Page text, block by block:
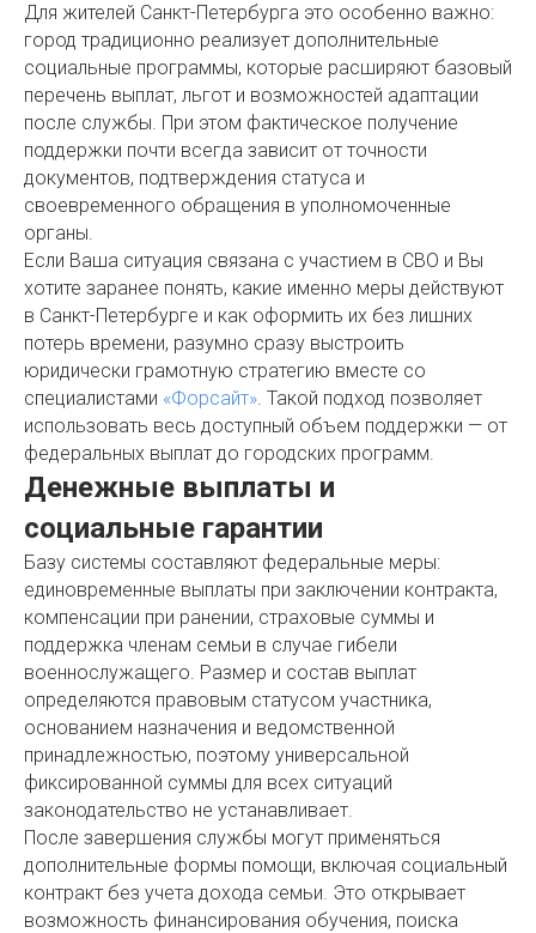
Для жителей Санкт-Петербурга это особенно важно:
город традиционно реализует дополнительные
социальные программы, которые расширяют базовый
перечень выплат, льгот и возможностей адаптации
после службы. При этом фактическое получение
поддержки почти всегда зависит от точности
документов, подтверждения статуса и
своевременного обращения в уполномоченные
органы.
Если Ваша ситуация связана с участием в СВО и Вы
хотите заранее понять, какие именно меры действуют
в Санкт-Петербурге и как оформить их без лишних
потерь времени, разумно сразу выстроить
юридически грамотную стратегию вместе со
специалистами «Форсайт». Такой подход позволяет
использовать весь доступный объем поддержки — от
федеральных выплат до городских программ.
Денежные выплаты и
социальные гарантии
Базу системы составляют федеральные меры:
единовременные выплаты при заключении контракта,
компенсации при ранении, страховые суммы и
поддержка членам семьи в случае гибели
военнослужащего. Размер и состав выплат
определяются правовым статусом участника,
основанием назначения и ведомственной
принадлежностью, поэтому универсальной
фиксированной суммы для всех ситуаций
законодательство не устанавливает.
После завершения службы могут применяться
дополнительные формы помощи, включая социальный
контракт без учета дохода семьи. Это открывает
возможность финансирования обучения, поиска